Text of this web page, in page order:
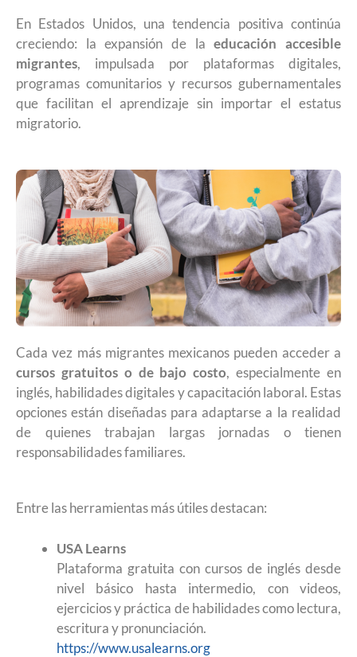
En Estados Unidos, una tendencia positiva continúa
creciendo: la expansión de laeducación accesible
migrantes, impulsada por plataformas digitales,
programas comunitarios y recursos gubernamentales
que facilitan el aprendizaje sin importar el estatus
migratorio.
Cada vez más migrantes mexicanos pueden acceder a
cursos gratuitos o de bajo costo, especialmente en
inglés, habilidades digitales y capacitación laboral. Estas
opciones están diseñadas para adaptarse a la realidad
de quienes trabajan largas jornadas o tienen
responsabilidades familiares.
Entre las herramientas más útiles destacan:
USA Learns
Plataforma gratuita con cursos de inglés desde
nivel básico hasta intermedio, con videos,
ejercicios y práctica de habilidades como lectura,
escritura y pronunciación.
https://www.usalearns.org